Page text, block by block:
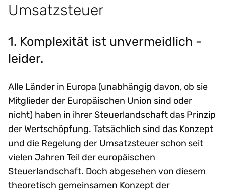
Umsatzsteuer
1. Komplexität ist unvermeidlich -
leider.
Alle Länder in Europa (unabhängig davon, ob sie
Mitglieder der Europäischen Union sind oder
nicht) haben in ihrer Steuerlandschaft das Prinzip
der Wertschöpfung. Tatsächlich sind das Konzept
und die Regelung der Umsatzsteuer schon seit
vielen Jahren Teil der europäischen
Steuerlandschaft. Doch abgesehen von diesem
theoretisch gemeinsamen Konzept der